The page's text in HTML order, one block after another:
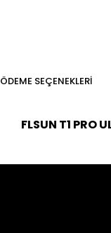
ÖDEME SEÇENEKLERI
FLSUN T1 PRO